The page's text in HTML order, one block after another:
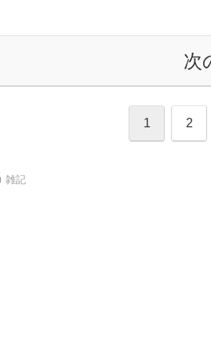
次
1 2
雑記